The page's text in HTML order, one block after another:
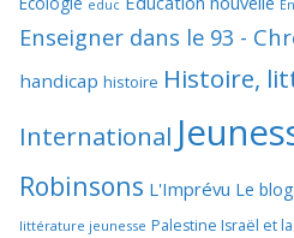
educ
Enseigner dans le 93 -
handicap histoire Histoire,
International
Robinsons L'Imprévu Le
littérature jeunesse Palestine Israël et